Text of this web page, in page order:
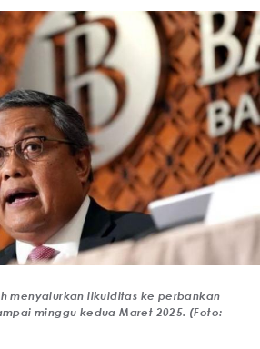
menyalurkan likuiditas ke perbankan
minggu kedua Maret 2025. (Foto: